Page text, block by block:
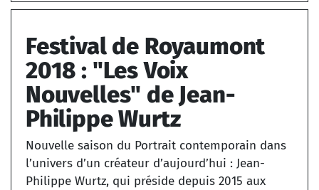
Festival de Royaumont
2018 : "Les Voix
Nouvelles" de Jean-
Philippe Wurtz
Nouvelle saison du Portrait contemporain dans
l’univers d’un créateur d’aujourd’hui : Jean-
Philippe Wurtz, qui préside depuis 2015 aux